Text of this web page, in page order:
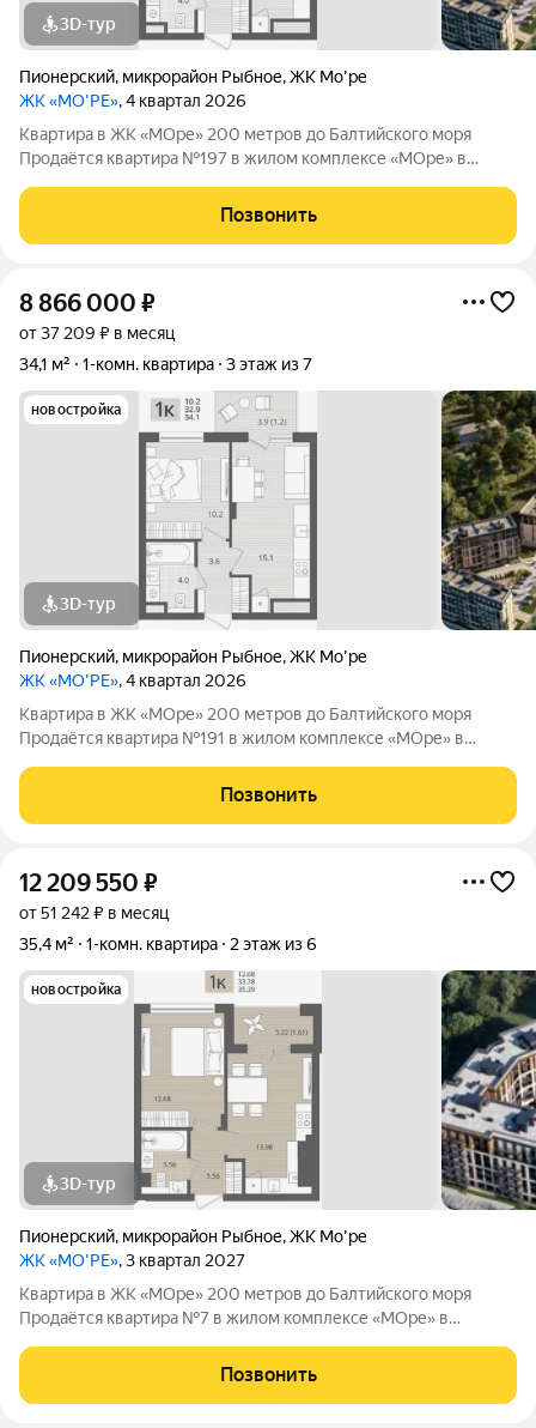
3D-тур
Пионерский, микрорайон Рыбное,ЖК Мо'ре
ЖК «МО’РЕ», 4 квартал 2026
Квартира в ЖК «МОре» 200 метров до Балтийского моря
Продаётся квартира №197 в жилом комплексе «МОре» в
Позвонить
8 866 000 ₽
от 37 209 ₽ в месяц
34,1 м²
1-комн. квартира 3 этаж из 7
новостройка
3D-тур
Пионерский, микрорайон Рыбное,ЖК Мо'ре
ЖК «МО’РЕ», 4 квартал 2026
Квартира в ЖК «МОре» 200 метров до Балтийского моря
Продаётся квартира №191 в жилом комплексе «МОре» в
Позвонить
12 209 550 ₽
от 51 242 ₽ в месяц
35,4 м²
1-комн. квартира 2 этаж из 6
новостройка
3D-тур
Пионерский, микрорайон Рыбное,ЖК Мо'ре
ЖК «МО’РЕ», 3 квартал 2027
Квартира в ЖК «МОре» 200 метров до Балтийского моря
Продаётся квартира №7 в жилом комплексе «МОре» в
Позвонить